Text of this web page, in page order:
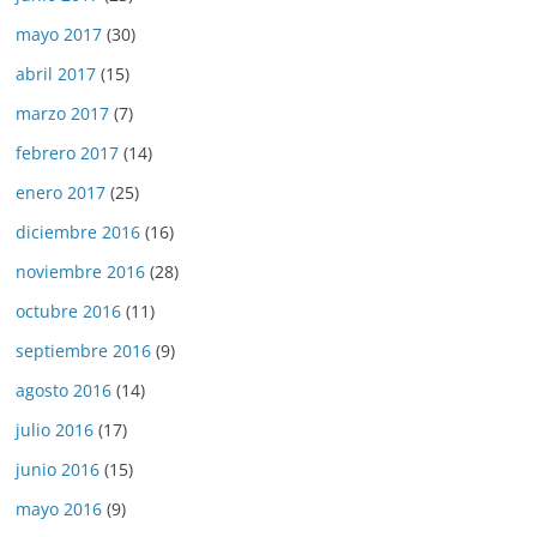
mayo 2017 (30)
abril 2017 (15)
marzo 2017 (7)
febrero 2017 (14)
enero 2017 (25)
diciembre 2016 (16)
noviembre 2016 (28)
octubre 2016 (11)
septiembre 2016 (9)
agosto 2016 (14)
julio 2016 (17)
junio 2016 (15)
mayo 2016 (9)